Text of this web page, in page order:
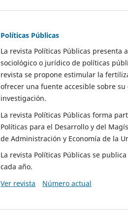
Políticas Públicas
La revista Políticas Públicas
sociológico o jurídico de políticas
revista se propone estimular la
ofrecer una fuente accesible sobre
investigación.
La revista Políticas Públicas forma
Políticas para el Desarrollo y del
de Administración y Economía de la
La revista Políticas Públicas se
cada año.
Ver revista
Número actual